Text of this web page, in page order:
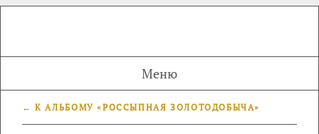
Меню
← К АЛЬБОМУ «РОССЫПНАЯ ЗОЛОТОДОБЫЧА»